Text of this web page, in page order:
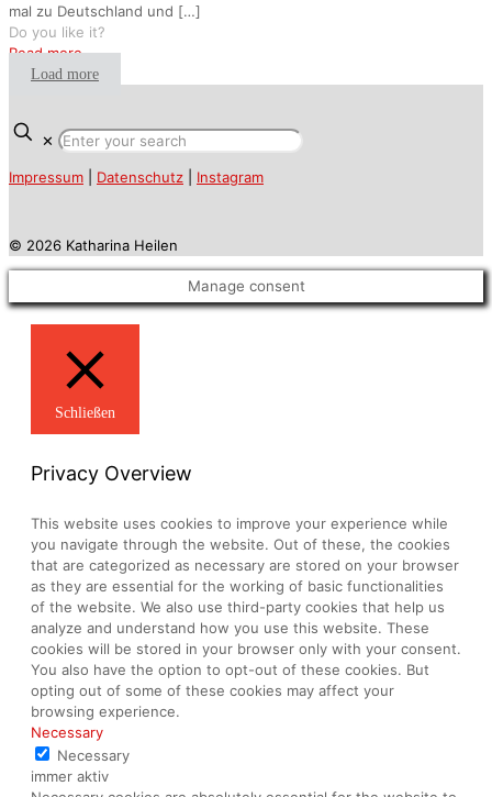
mal zu Deutschland und […]
Do you like it?
Read more
Load more
✕
Impressum Datenschutz Instagram
© 2026 Katharina Heilen
Manage consent
Schließen
Privacy Overview
This website uses cookies to improve your experience while
you navigate through the website. Out of these, the cookies
that are categorized as necessary are stored on your browser
as they are essential for the working of basic functionalities
of the website. We also use third-party cookies that help us
analyze and understand how you use this website. These
cookies will be stored in your browser only with your consent.
You also have the option to opt-out of these cookies. But
opting out of some of these cookies may affect your
browsing experience.
Necessary
Necessary
immer aktiv